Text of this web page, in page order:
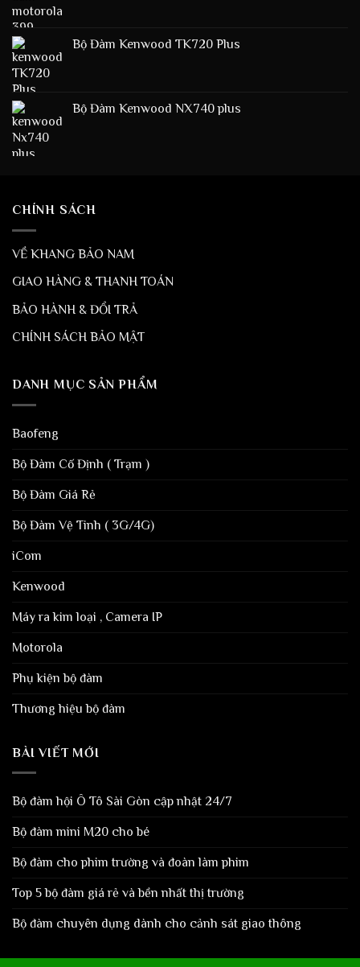
Bộ Đàm Kenwood TK720 Plus
Bộ Đàm Kenwood NX740 plus
CHÍNH SÁCH
VỀ KHANG BẢO NAM
GIAO HÀNG & THANH TOÁN
BẢO HÀNH & ĐỔI TRẢ
CHÍNH SÁCH BẢO MẬT
DANH MỤC SẢN PHẨM
Baofeng
Bộ Đàm Cố Định ( Trạm )
Bộ Đàm Giá Rẻ
Bộ Đàm Vệ Tinh ( 3G/4G)
iCom
Kenwood
Máy ra kim loại , Camera IP
Motorola
Phụ kiện bộ đàm
Thương hiệu bộ đàm
BÀI VIẾT MỚI
Bộ đàm hội Ô Tô Sài Gòn cập nhật 24/7
Bộ đàm mini M20 cho bé
Bộ đàm cho phim trường và đoàn làm phim
Top 5 bộ đàm giá rẻ và bền nhất thị trường
Bộ đàm chuyên dụng dành cho cảnh sát giao thông